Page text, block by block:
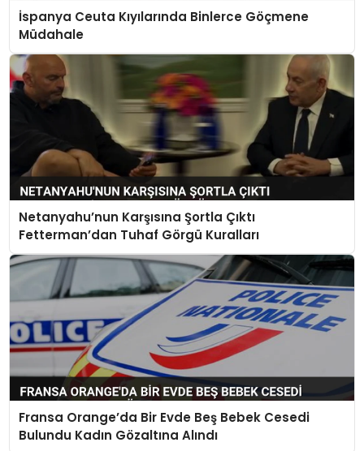
İspanya Ceuta Kıyılarında Binlerce Göçmene
Müdahale
Netanyahu’nun Karşısına Şortla Çıktı
Fetterman’dan Tuhaf Görgü Kuralları
Fransa Orange’da Bir Evde Beş Bebek Cesedi
Bulundu Kadın Gözaltına Alındı